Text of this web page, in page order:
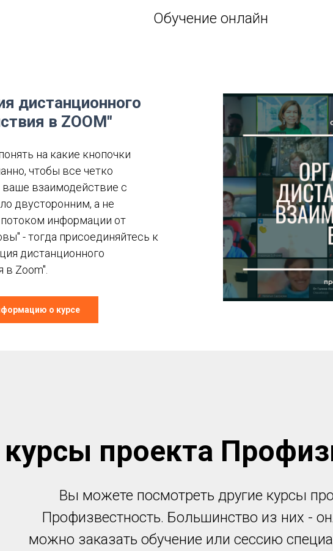
Обучение онлайн
дистанционного
в ZOOM"
на какие кнопочки
чтобы все четко
ваше взаимодействие с
двусторонним, а не
информации от
- тогда присоединяйтесь к
дистанционного
Zoom".
о курсе
курсы проекта
Вы можете посмотреть другие курсы
Профизвестность. Большинство из них -
можно заказать обучение или сессию